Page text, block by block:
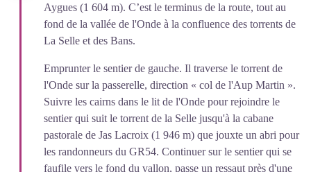
Aygues (1 604 m). C’est le terminus de la route, tout au
fond de la vallée de l'Onde à la confluence des torrents de
La Selle et des Bans.
Emprunter le sentier de gauche. Il traverse le torrent de
l'Onde sur la passerelle, direction « col de l'Aup Martin ».
Suivre les cairns dans le lit de l'Onde pour rejoindre le
sentier qui suit le torrent de la Selle jusqu'à la cabane
pastorale de Jas Lacroix (1 946 m) que jouxte un abri pour
les randonneurs du GR54. Continuer sur le sentier qui se
faufile vers le fond du vallon, passe un ressaut près d'une